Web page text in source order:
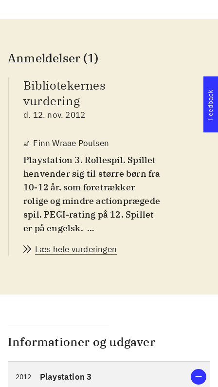
Anmeldelser (1)
Bibliotekernes
vurdering
d. 12. nov. 2012
af Finn Wraae Poulsen
Playstation 3. Rollespil. Spillet
henvender sig til større børn fra
10-12 år, som foretrækker
rolige og mindre actionprægede
spil. PEGI-rating på 12. Spillet
er på engelsk.
Sonja lever trygt og godt på
deres to sjæle er med et fanget i
som de kender den, er erstattet
af en mystisk ø fyldt med
fremmede mennesker. Det er
nu spillerens opgave at løse
denne gåde og til hjælp har man
Læs hele vurderingen
Informationer og udgaver
2012 Playstation 3
Feedback